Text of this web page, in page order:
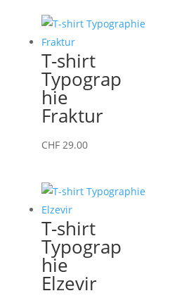
plusieurs
page
T-shirt
Typograp
hie
Fraktur
CHF29.00
plusieurs
T-shirt
Typograp
hie
Elzevir